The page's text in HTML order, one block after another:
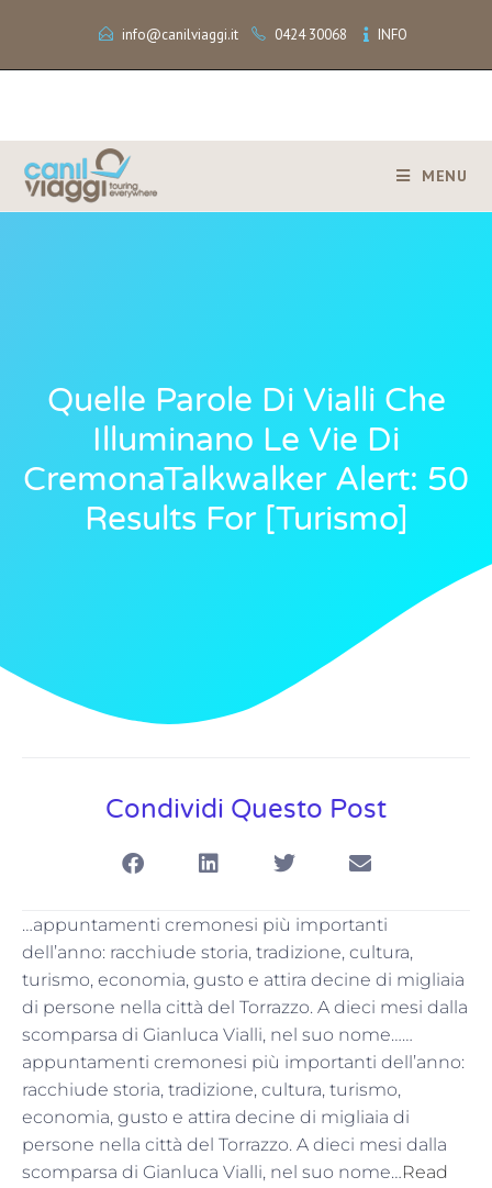
info@canilviaggi.it 0424 30068 INFO
MENU
Quelle Parole Di Vialli Che
Illuminano Le Vie Di
CremonaTalkwalker Alert: 50
Results For [turismo]
Condividi Questo Post
…appuntamenti cremonesi più importanti
dell’anno: racchiude storia, tradizione, cultura,
turismo, economia, gusto e attira decine di migliaia
di persone nella città del Torrazzo. A dieci mesi dalla
scomparsa di Gianluca Vialli, nel suo nome……
appuntamenti cremonesi più importanti dell’anno:
racchiude storia, tradizione, cultura, turismo,
economia, gusto e attira decine di migliaia di
persone nella città del Torrazzo. A dieci mesi dalla
scomparsa di Gianluca Vialli, nel suo nome…Read